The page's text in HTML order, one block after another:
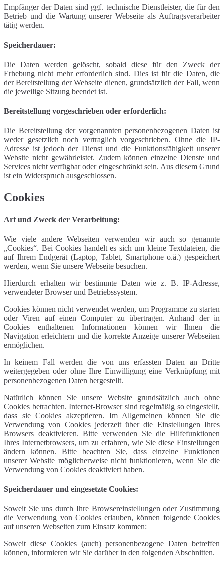
Empfänger der Daten sind ggf. technische Dienstleister, die für den
Betrieb und die Wartung unserer Webseite als Auftragsverarbeiter
tätig werden.
Speicherdauer:
Die Daten werden gelöscht, sobald diese für den Zweck der
Erhebung nicht mehr erforderlich sind. Dies ist für die Daten, die
der Bereitstellung der Webseite dienen, grundsätzlich der Fall, wenn
die jeweilige Sitzung beendet ist.
Bereitstellung vorgeschrieben oder erforderlich:
Die Bereitstellung der vorgenannten personenbezogenen Daten ist
weder gesetzlich noch vertraglich vorgeschrieben. Ohne die IP-
Adresse ist jedoch der Dienst und die Funktionsfähigkeit unserer
Website nicht gewährleistet. Zudem können einzelne Dienste und
Services nicht verfügbar oder eingeschränkt sein. Aus diesem Grund
ist ein Widerspruch ausgeschlossen.
Cookies
Art und Zweck der Verarbeitung:
Wie viele andere Webseiten verwenden wir auch so genannte
„Cookies“. Bei Cookies handelt es sich um kleine Textdateien, die
auf Ihrem Endgerät (Laptop, Tablet, Smartphone o.ä.) gespeichert
werden, wenn Sie unsere Webseite besuchen.
Hierdurch erhalten wir bestimmte Daten wie z. B. IP-Adresse,
verwendeter Browser und Betriebssystem.
Cookies können nicht verwendet werden, um Programme zu starten
oder Viren auf einen Computer zu übertragen. Anhand der in
Cookies enthaltenen Informationen können wir Ihnen die
Navigation erleichtern und die korrekte Anzeige unserer Webseiten
ermöglichen.
In keinem Fall werden die von uns erfassten Daten an Dritte
weitergegeben oder ohne Ihre Einwilligung eine Verknüpfung mit
personenbezogenen Daten hergestellt.
Natürlich können Sie unsere Website grundsätzlich auch ohne
Cookies betrachten. Internet-Browser sind regelmäßig so eingestellt,
dass sie Cookies akzeptieren. Im Allgemeinen können Sie die
Verwendung von Cookies jederzeit über die Einstellungen Ihres
Browsers deaktivieren. Bitte verwenden Sie die Hilfefunktionen
Ihres Internetbrowsers, um zu erfahren, wie Sie diese Einstellungen
ändern können. Bitte beachten Sie, dass einzelne Funktionen
unserer Website möglicherweise nicht funktionieren, wenn Sie die
Verwendung von Cookies deaktiviert haben.
Speicherdauer und eingesetzte Cookies:
Soweit Sie uns durch Ihre Browsereinstellungen oder Zustimmung
die Verwendung von Cookies erlauben, können folgende Cookies
auf unseren Webseiten zum Einsatz kommen:
Soweit diese Cookies (auch) personenbezogene Daten betreffen
können, informieren wir Sie darüber in den folgenden Abschnitten.